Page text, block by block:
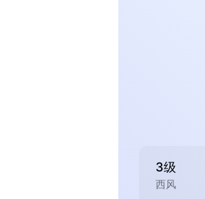
3级
西风